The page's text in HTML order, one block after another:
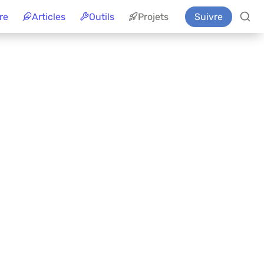
Articles Outils Projets Suivre